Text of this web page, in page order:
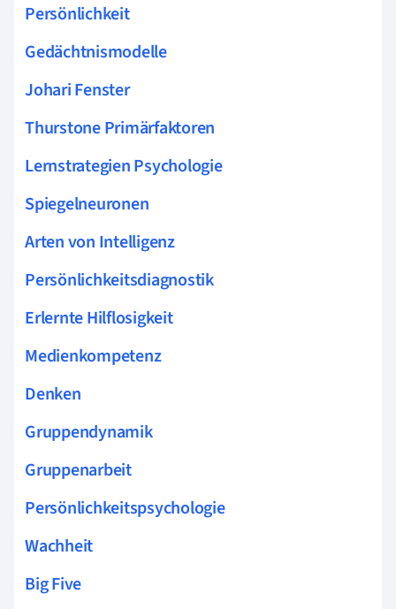
Persönlichkeit
Gedächtnismodelle
Johari Fenster
Thurstone Primärfaktoren
Lernstrategien Psychologie
Spiegelneuronen
Arten von Intelligenz
Persönlichkeitsdiagnostik
Erlernte Hilflosigkeit
Medienkompetenz
Denken
Gruppendynamik
Gruppenarbeit
Persönlichkeitspsychologie
Wachheit
Big Five